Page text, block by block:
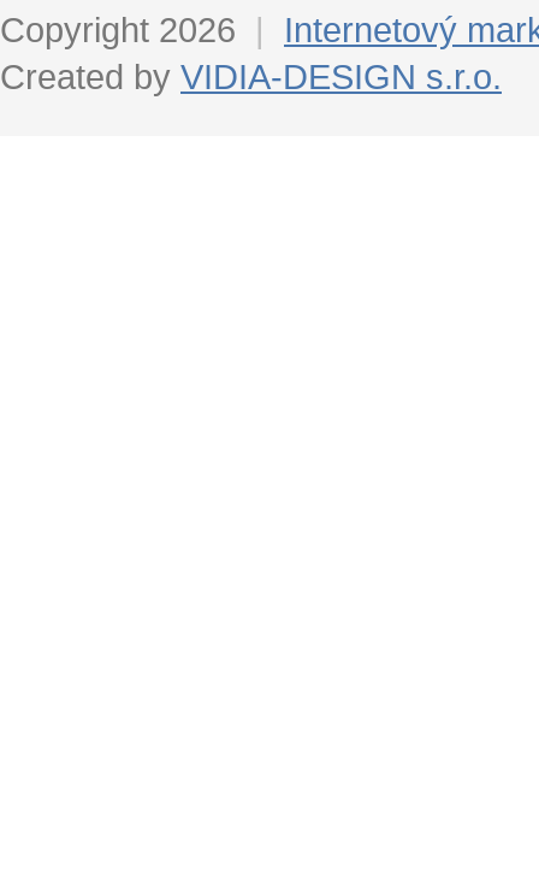
Copyright 2026 |
Internetový
Created by VIDIA-DESIGN s.r.o.